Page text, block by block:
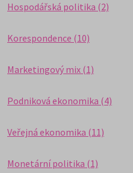
Hospodářská politika (2)
Korespondence (10)
Marketingový mix (1)
Podniková ekonomika (4)
Veřejná ekonomika (11)
Monetární politika (1)